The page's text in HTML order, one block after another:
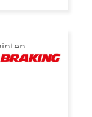
·
2016